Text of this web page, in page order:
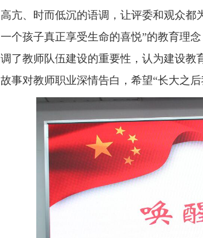
高亢、时而低沉的语调，让评委和观众都
一个孩子真正享受生命的喜悦”的教育理
调了教师队伍建设的重要性，认为建设教
故事对教师职业深情告白，希望“长大之后